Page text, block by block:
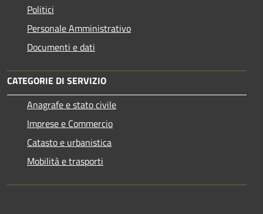
Politici
Personale Amministrativo
Documenti e dati
CATEGORIE DI SERVIZIO
Anagrafe e stato civile
Imprese e Commercio
Catasto e urbanistica
Mobilità e trasporti